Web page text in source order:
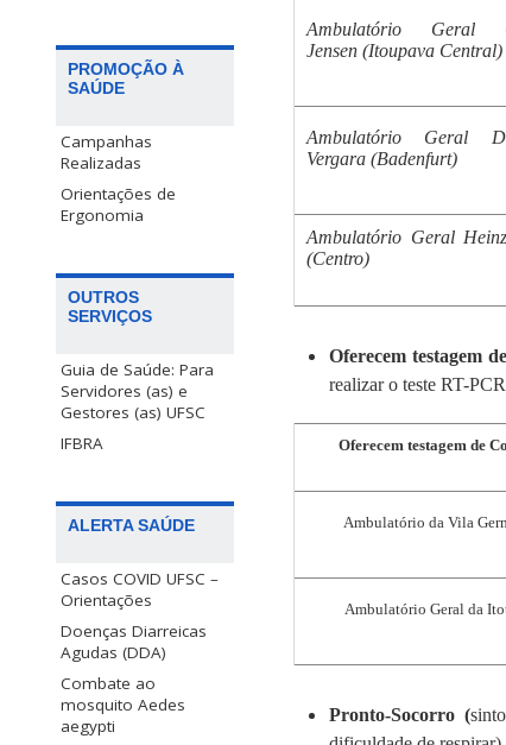
PROMOÇÃO À
SAÚDE
Campanhas
Realizadas
Orientações de
Ergonomia
OUTROS
SERVIÇOS
Guia de Saúde: Para
Servidores (as) e
Gestores (as) UFSC
IFBRA
ALERTA SAÚDE
Casos COVID UFSC –
Orientações
Doenças Diarreicas
Agudas (DDA)
Combate ao
mosquito Aedes
aegypti
Ambulatório Geral
Jensen (Itoupava Central)
Ambulatório Geral
Vergara (Badenfurt)
Ambulatório Geral
(Centro)
Oferecem testagem
realizar o teste RT-
Oferecem testagem de
Ambulatório da Vila
Ambulatório Geral da
Pronto-Socorro (